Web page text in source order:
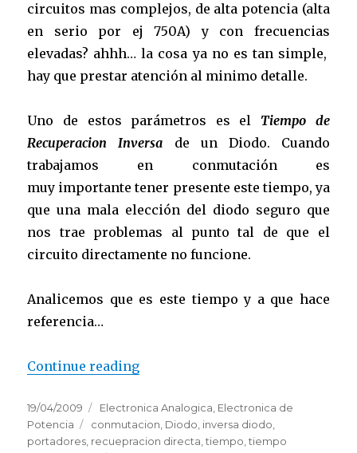
circuitos mas complejos, de alta potencia (alta
en serio por ej 750A) y con frecuencias
elevadas? ahhh… la cosa ya no es tan simple,
hay que prestar atención al minimo detalle.
Uno de estos parámetros es el Tiempo de
Recuperacion Inversa de un Diodo. Cuando
trabajamos en conmutación es
muy importante tener presente este tiempo, ya
que una mala elección del diodo seguro que
nos trae problemas al punto tal de que el
circuito directamente no funcione.
Analicemos que es este tiempo y a que hace
referencia…
Continue reading
Posted
on
19/04/2009 Categories
Electronica Analogica, Electronica de
Potencia
Tags
conmutacion, Diodo, inversa diodo,
portadores, recuepracion directa,tiempo,tiempo